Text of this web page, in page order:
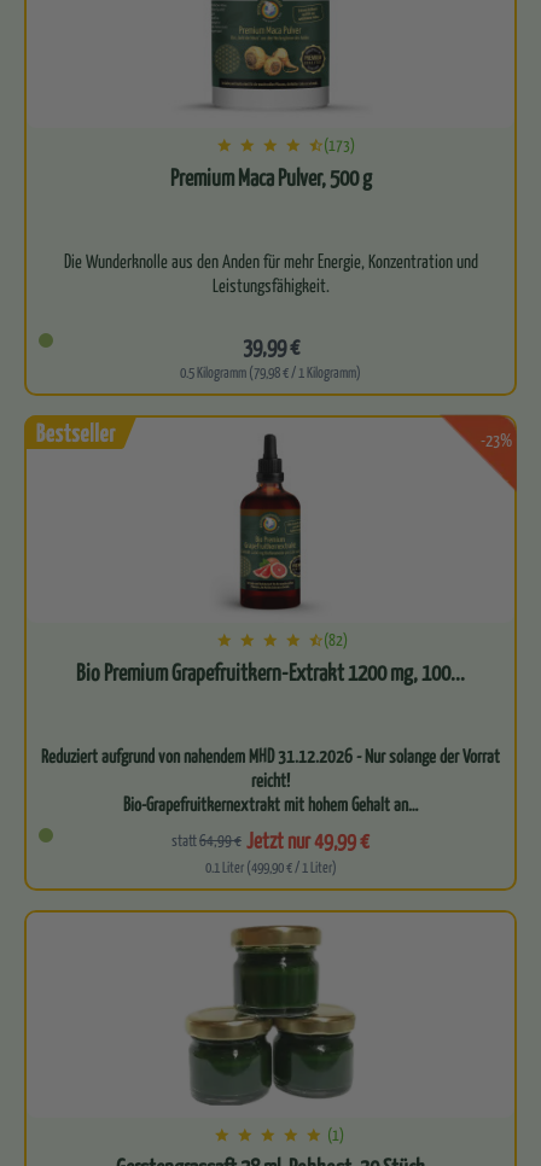
(173)
Premium Maca Pulver, 500 g
Die Wunderknolle aus den Anden für mehr Energie, Konzentration und
39,99 €
0.5 Kilogramm (79,98 € / 1 Kilogramm)
-23%
(82)
Bio Premium Grapefruitkern-Extrakt 1200 mg, 100...
Reduziert aufgrund von nahendem MHD 31.12.2026 - Nur solange der Vorrat
reicht!
Bio-Grapefruitkernextrakt mit hohem Gehalt an…
statt64,99 € Jetzt nur 49,99 €
0.1 Liter (499,90 € / 1 Liter)
(1)